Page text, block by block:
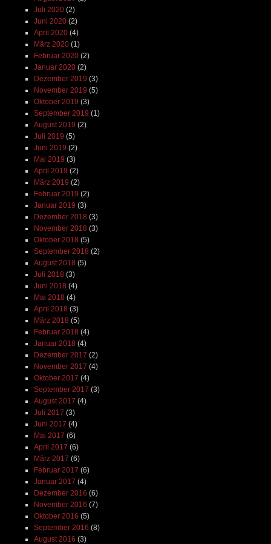
Juli 2020(2)
Juni 2020(2)
April 2020(4)
März 2020(1)
Februar 2020(2)
Januar 2020(2)
Dezember 2019 (3)
November 2019 (5)
Oktober 2019 (3)
September 2019 (1)
August 2019 (2)
Juli 2019 (5)
Juni 2019 (2)
Mai 2019 (3)
April 2019 (2)
März 2019 (2)
Februar 2019 (2)
Januar 2019 (3)
Dezember 2018 (3)
November 2018 (3)
Oktober 2018 (5)
September 2018 (2)
August 2018 (5)
Juli 2018 (3)
Juni 2018 (4)
Mai 2018 (4)
April 2018 (3)
März 2018 (5)
Februar 2018 (4)
Januar 2018 (4)
Dezember 2017 (2)
November 2017 (4)
Oktober 2017 (4)
September 2017 (3)
August 2017 (4)
Juli 2017 (3)
Juni 2017 (4)
Mai 2017 (6)
April 2017 (6)
März 2017 (6)
Februar 2017 (6)
Januar 2017 (4)
Dezember 2016 (6)
November 2016 (7)
Oktober 2016 (5)
September 2016 (8)
August 2016 (3)